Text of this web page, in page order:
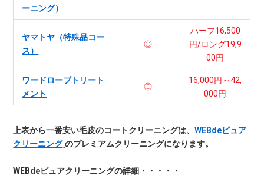
ーニング）
ヤマトヤ（特殊品コー
ス）
◎
ハーフ16,500
円/ロング19,9
00円
ワードローブトリート
メント
◎
16,000円～42,
000円
上表から一番安い毛皮のコートクリーニングは、WEBdeピュア
クリーニング のプレミアムクリーニングになります。
WEBdeピュアクリーニングの詳細・・・・・